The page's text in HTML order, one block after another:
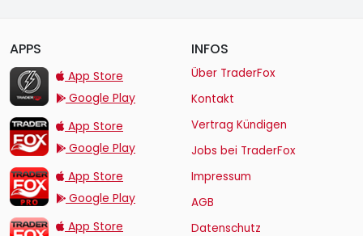
APPS
TraderFox Flash
App Store
Google Play
TraderFox App
App Store
Google Play
TraderFox Pro
App Store
Google Play
TraderFox dpa-AFX ProFeed
App Store
INFOS
Über TraderFox
Kontakt
Vertrag Kündigen
Jobs bei TraderFox
Impressum
AGB
Datenschutz